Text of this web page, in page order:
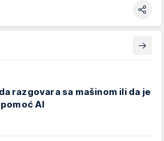
razgovara sa mašinom ili da je
AI